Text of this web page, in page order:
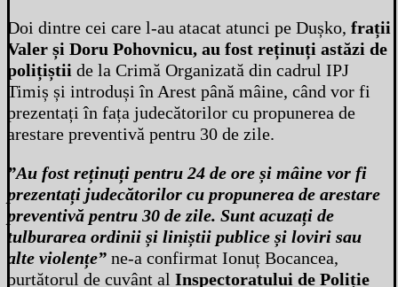
Doi dintre cei care l-au atacat atunci pe Dușko, frații
Valer și Doru Pohovnicu, au fost reținuți astăzi de
polițiștii de la Crimă Organizată din cadrul IPJ
Timiș și introduși în Arest până mâine, când vor fi
prezentați în fața judecătorilor cu propunerea de
arestare preventivă pentru 30 de zile.
”Au fost reținuți pentru 24 de ore și mâine vor fi
prezentați judecătorilor cu propunerea de arestare
preventivă pentru 30 de zile. Sunt acuzați de
tulburarea ordinii și liniștii publice și loviri sau
alte violențe” ne-a confirmat Ionuț Bocancea,
purtătorul de cuvânt al Inspectoratului de Poliție